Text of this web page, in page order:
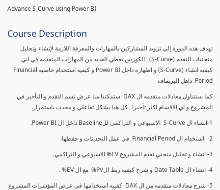
Advance S-Curve using Power BI
Course Description
تهدف هذه الدورة إلى تزويد المشاركين بالمهارات والمعرفة اللازمة لإنشاء وتحليل
منحنيات التقدم (S-Curve) , الكورس يغطي العديد من المهارات المتقدمه في اني
كيفيه انشاء (S-Curve) و اظهاره داخل Power BI و كيفيه استخدام خاصيه Financial
Period داهل البريماف
كما سنتناول معادلات متقدمه ال DAX ستمكننا منا عرض نسم التقدم و التأخير في
المشروع و اي الاقسام اكثر تأخيرا , كل هذا بشكل تفاعلي و محدث باستمرار.
1-انشاء ال S-Curve الاسبوعي و التراكمي للBaseline داخل ال Power BI.
2- استخدام ال Financial Period في عمل التحديثات و حفظها.
3- انشاء و تحليل منحني تقدم المشروع EV% الاسبوعي و التراكمي.
4- انشاء ال Date Table و شرح كيفيه ربط الPV% مع ال EV% .
5- شرح معادلات متقدمه من ال DAX كفييه استخدامها في عرض المؤشرات المشروع